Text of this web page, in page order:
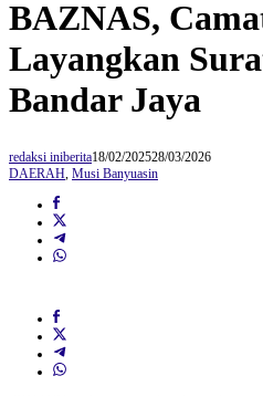
BAZNAS,
Layangkan
Bandar Jaya
redaksi iniberita18/02/202528/03/2026
DAERAH, Musi Banyuasin